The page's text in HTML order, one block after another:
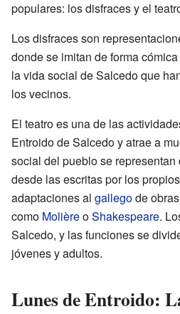
populares: los disfraces y el
Los disfraces son
donde se imitan de forma
la vida social de Salcedo que
los vecinos.
El teatro es una de las
Entroido de Salcedo y atrae a
social del pueblo se
desde las escritas por los
adaptaciones al gallegode
como MolièreoShakespeare.
Salcedo, y las funciones se
jóvenes y adultos.
Lunes de Entroido: